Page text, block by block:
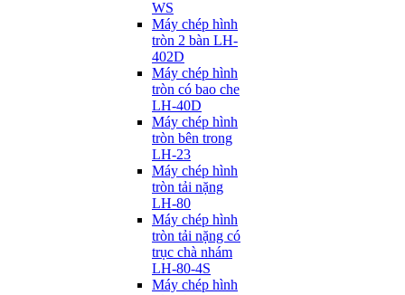
WS
Máy chép hình
tròn 2 bàn LH-
402D
Máy chép hình
tròn có bao che
LH-40D
Máy chép hình
tròn bên trong
LH-23
Máy chép hình
tròn tải nặng
LH-80
Máy chép hình
tròn tải nặng có
trục chà nhám
LH-80-4S
Máy chép hình